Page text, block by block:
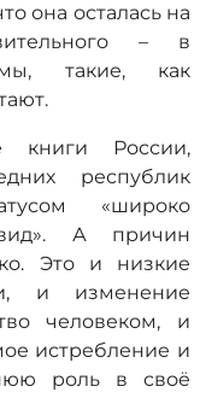
она осталась на
– в
такие, как
книги России,
республик
«широко
А причин
Это и низкие
и изменение
человеком, и
истребление и
роль в своё